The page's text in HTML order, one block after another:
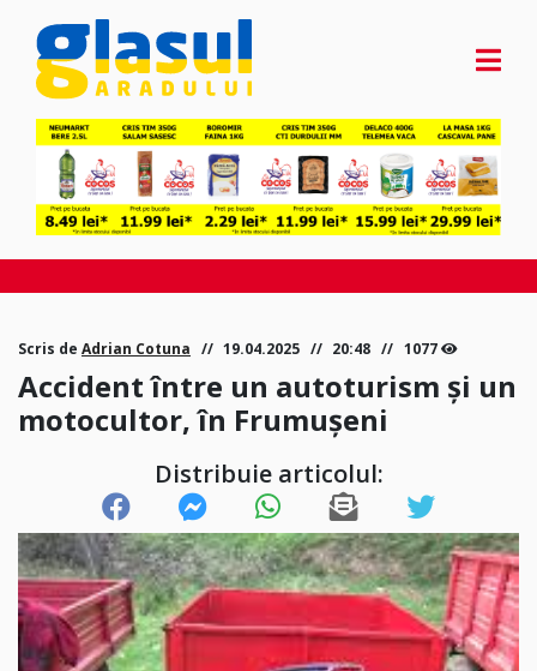
Scris de Adrian Cotuna 19.04.2025 20:48 1077
Accident între un autoturism și un
motocultor, în Frumușeni
Distribuie articolul: